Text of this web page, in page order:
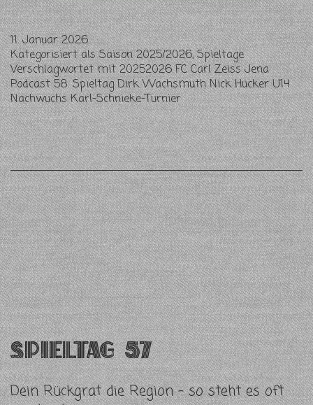
11. Januar 2026
Kategorisiert alsSaison 2025/2026,Spieltage
Verschlagwortet mit20252026 FC Carl Zeiss Jena
Podcast 58. Spieltag Dirk Wachsmuth Nick Hücker U14
Nachwuchs Karl-Schnieke-Turnier
Spieltag 57
Dein Rückgrat die Region – so steht es oft